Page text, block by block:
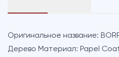
Оригинальное название:
Дерево Материал: Papel